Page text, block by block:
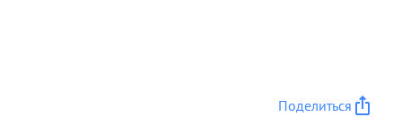
Поделиться